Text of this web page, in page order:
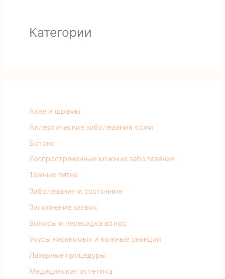
Категории
Акне и шрамы
Аллергические заболевания кожи
Ботокс
Распространенные кожные заболевания
Темные пятна
Заболевания и состояния
Заполнение заявок
Волосы и пересадка волос
Укусы насекомых и кожные реакции
Лазерные процедуры
Медицинская эстетика